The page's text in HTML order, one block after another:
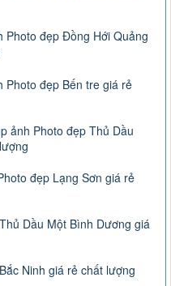
Photo đẹp Đồng Hới Quảng
Photo đẹp Bến tre giá rẻ
ảnh Photo đẹp Thủ Dầu
đẹp Lạng Sơn giá rẻ
Dầu Một Bình Dương giá
Ninh giá rẻ chất lượng